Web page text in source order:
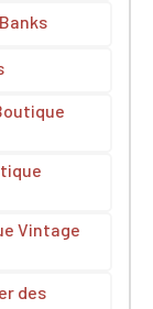
Vintage
des